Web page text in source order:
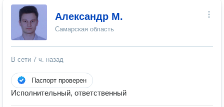
Александр М.
Самарская область
В сети 7 ч. назад
Паспорт проверен
Исполнительный, ответственный